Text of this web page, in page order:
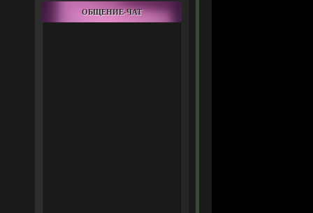
ОБЩЕНИЕ-ЧАТ